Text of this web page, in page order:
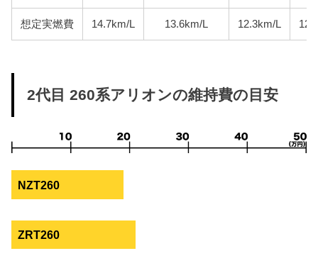
想定実燃費 14.7km/L 13.6km/L 12.3km/L
2代目 260系アリオンの維持費の目安
NZT260
ZRT260